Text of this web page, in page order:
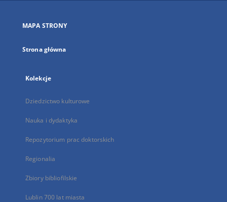
karcie
MAPA STRONY
Strona główna
Kolekcje
Dziedzictwo kulturowe
Nauka i dydaktyka
Repozytorium prac doktorskich
Regionalia
Zbiory bibliofilskie
Lublin 700 lat miasta